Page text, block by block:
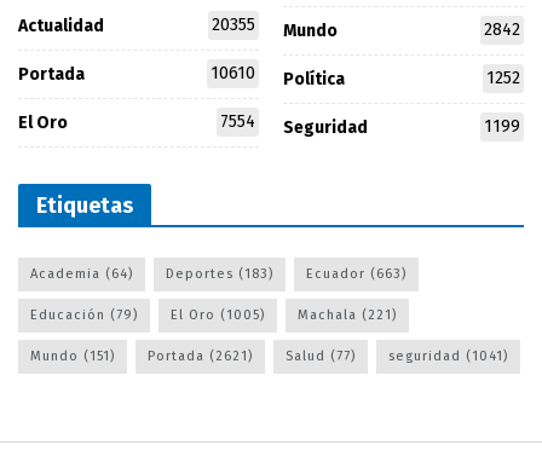
Actualidad 20355
Portada 10610
El Oro 7554
Mundo 2842
Política 1252
Seguridad 1199
Etiquetas
Academia (64) Deportes (183) Ecuador (663)
Educación (79) El Oro (1005) Machala (221)
Mundo (151) Portada (2621) Salud (77) seguridad (1041)